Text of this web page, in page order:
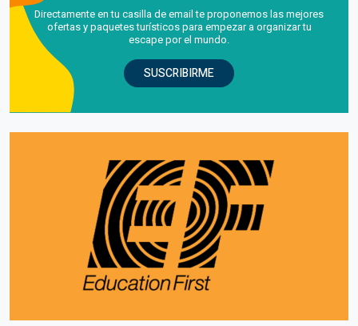
Directamente en tu casilla de email te proponemos las mejores
ofertas y paquetes turísticos para empezar a organizar tu
escape por el mundo.
SUSCRIBIRME